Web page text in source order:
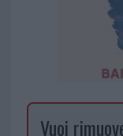
Vuoi